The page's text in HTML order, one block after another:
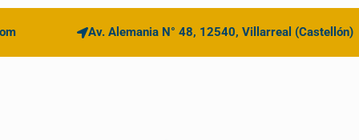
Av. Alemania N° 48, 12540, Villarreal (Castellón)